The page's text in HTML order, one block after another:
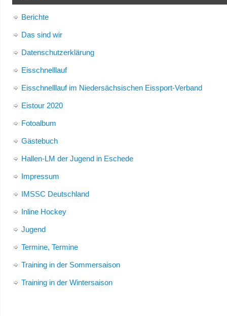
Berichte
Das sind wir
Datenschutzerklärung
Eisschnelllauf
Eisschnelllauf im Niedersächsischen Eissport-Verband
Eistour 2020
Fotoalbum
Gästebuch
Hallen-LM der Jugend in Eschede
Impressum
IMSSC Deutschland
Inline Hockey
Jugend
Termine, Termine
Training in der Sommersaison
Training in der Wintersaison